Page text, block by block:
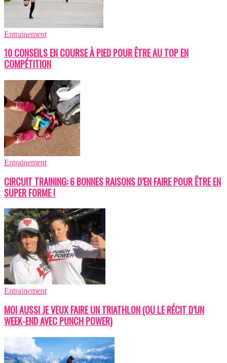
Entrainement
10 CONSEILS EN COURSE À PIED POUR ÊTRE AU TOP EN
COMPÉTITION
Entrainement
CIRCUIT TRAINING: 6 BONNES RAISONS D’EN FAIRE POUR ÊTRE EN
SUPER FORME !
Entrainement
MOI AUSSI JE VEUX FAIRE UN TRIATHLON (OU LE RÉCIT D’UN
WEEK-END AVEC PUNCH POWER)